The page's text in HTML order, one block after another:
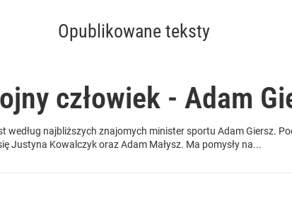
Opublikowane teksty
człowiek - Adam
według najbliższych znajomych minister sportu Adam Giersz.
Justyna Kowalczyk oraz Adam Małysz. Ma pomysły na...